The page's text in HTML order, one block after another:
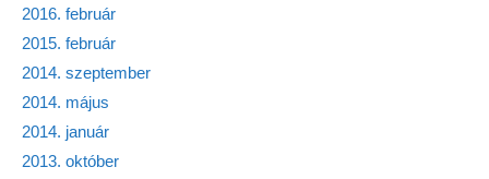
2016. február
2015. február
2014. szeptember
2014. május
2014. január
2013. október